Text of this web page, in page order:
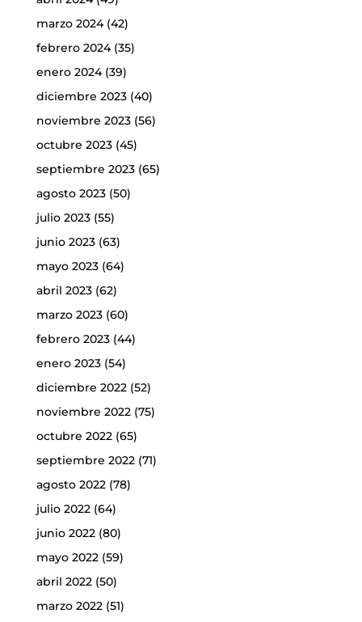
marzo 2024(42)
febrero 2024(35)
enero 2024(39)
diciembre 2023(40)
noviembre 2023(56)
octubre 2023(45)
septiembre 2023(65)
agosto 2023(50)
julio 2023(55)
junio 2023(63)
mayo 2023(64)
abril 2023(62)
marzo 2023(60)
febrero 2023(44)
enero 2023(54)
diciembre 2022(52)
noviembre 2022(75)
octubre 2022(65)
septiembre 2022(71)
agosto 2022(78)
julio 2022(64)
junio 2022(80)
mayo 2022(59)
abril 2022(50)
marzo 2022(51)